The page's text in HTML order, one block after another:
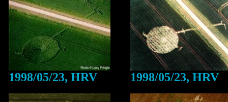
1998/05/23, HRV 1998/05/23, HRV